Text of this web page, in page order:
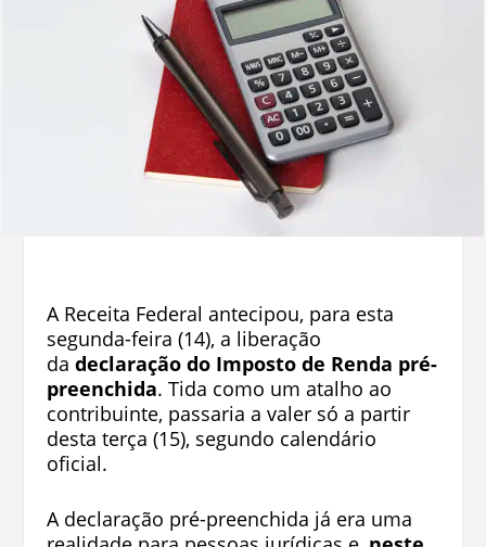
A Receita Federal antecipou, para esta
segunda-feira (14), a liberação
da declaração do Imposto de Renda pré-
preenchida. Tida como um atalho ao
contribuinte, passaria a valer só a partir
desta terça (15), segundo calendário
oficial.
A declaração pré-preenchida já era uma